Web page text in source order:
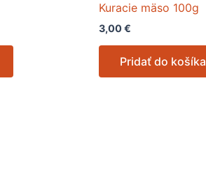
Kuracie mäso 100g
3,00€
Pridať do košíka